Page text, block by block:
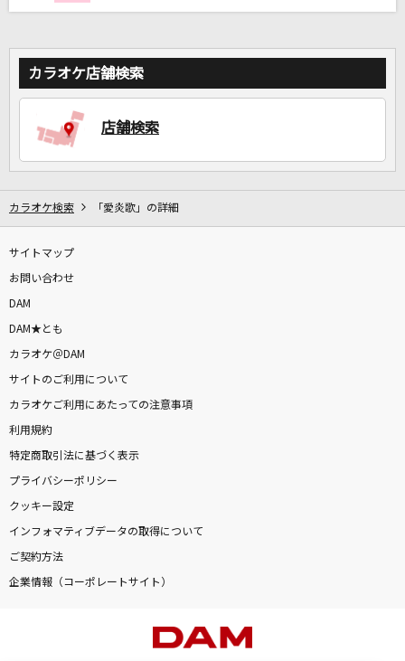
家族や友達と一緒に！練習にも！
カラオケ店舗検索
店舗検索
カラオケ検索 「愛炎歌」の詳細
サイトマップ
お問い合わせ
DAM
DAM★とも
カラオケ＠DAM
サイトのご利用について
カラオケご利用にあたっての注意事項
利用規約
特定商取引法に基づく表示
プライバシーポリシー
クッキー設定
インフォマティブデータの取得について
ご契約方法
企業情報（コーポレートサイト）